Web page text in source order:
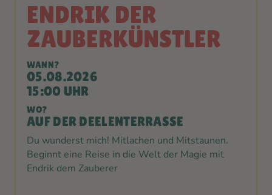
ENDRIK DER
ZAUBERKÜNSTLER
WANN?
05.08.2026
15:00 UHR
WO?
AUF DER DEELENTERRASSE
Du wunderst mich! Mitlachen und Mitstaunen.
Beginnt eine Reise in die Welt der Magie mit
Endrik dem Zauberer